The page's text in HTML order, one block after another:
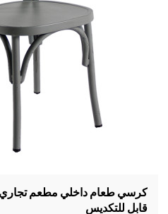
كرسي طعام داخلي مطعم
قابل للتكديس